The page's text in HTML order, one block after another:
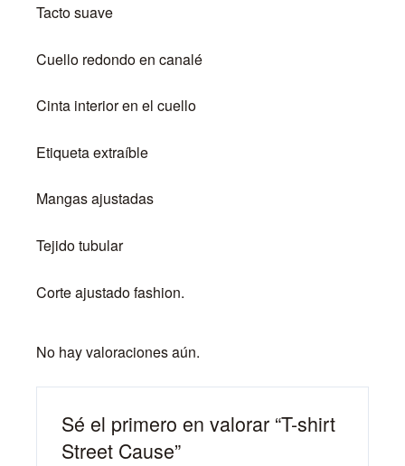
Tacto suave
Cuello redondo en canalé
Cinta interior en el cuello
Etiqueta extraíble
Mangas ajustadas
Tejido tubular
Corte ajustado fashion.
No hay valoraciones aún.
Sé el primero en valorar “T-shirt
Street Cause”